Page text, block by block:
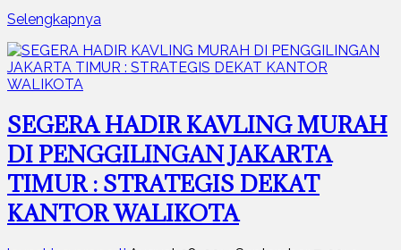
Selengkapnya
SEGERA HADIR KAVLING MURAH
DI PENGGILINGAN JAKARTA
TIMUR : STRATEGIS DEKAT
KANTOR WALIKOTA